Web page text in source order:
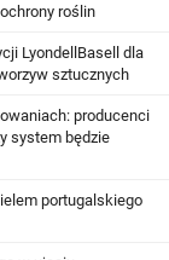
roślin
LyondellBasell dla
sztucznych
producenci
system będzie
portugalskiego